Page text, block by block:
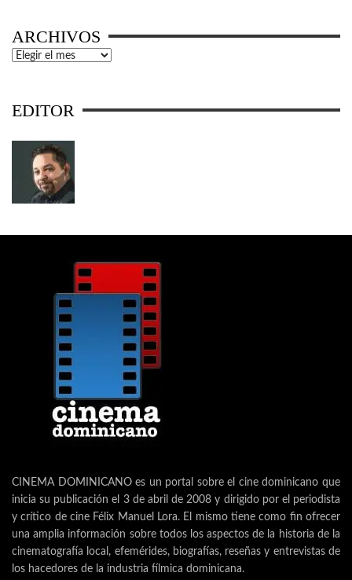
ARCHIVOS
Archivos
EDITOR
CINEMA DOMINICANO es un portal sobre el cine dominicano que
inicia su publicación el 3 de abril de 2008 y dirigido por el periodista
y crítico de cine Félix Manuel Lora. El mismo tiene como fin ofrecer
una amplia información sobre todos los aspectos de la historia de la
cinematografía local, efemérides, biografías, reseñas y entrevistas de
los hacedores de la industria fílmica dominicana.